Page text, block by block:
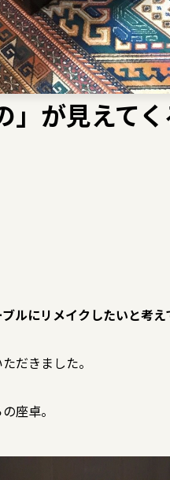
」が見えて
ルにリメイクしたいと考え
だきました。
座卓。